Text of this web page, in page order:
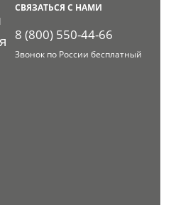
СВЯЗАТЬСЯ С НАМИ
8 (800) 550-44-66
Звонок по России бесплатный